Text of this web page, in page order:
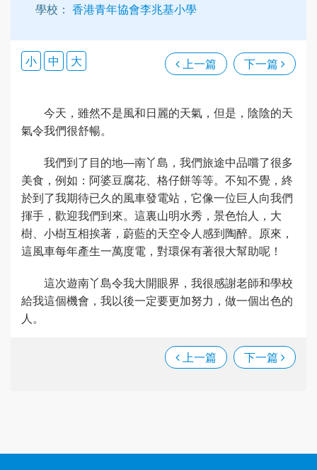
學校： 香港青年協會李兆基小學
上一篇 下一篇
小 中 大
今天，雖然不是風和日麗的天氣，但是，陰陰的天
氣令我們很舒暢。
我們到了目的地—南丫島，我們旅途中品嚐了很多
美食，例如：阿婆豆腐花、格仔餅等等。不知不覺，終
於到了我期待已久的風車發電站，它像一位巨人向我們
揮手，歡迎我們到來。這裏山明水秀，景色怡人，大
樹、小樹互相挨著，蔚藍的天空令人感到陶醉。原來，
這風車每年產生一萬度電，對環保有著很大幫助呢！
這次遊南丫島令我大開眼界，我很感謝老師和學校
給我這個機會，我以後一定要更加努力，做一個出色的
人。
上一篇 下一篇